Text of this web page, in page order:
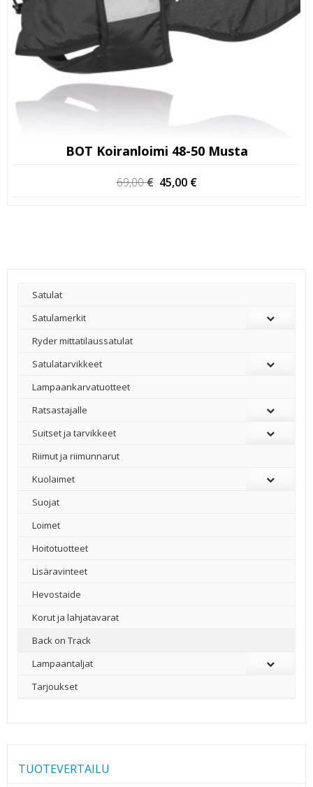
BOT Koiranloimi 48-50 Musta
69,00€ Alkuperäinen
45,00 €
Satulat
Satulamerkit
Ryder mittatilaussatulat
Satulatarvikkeet
–
Lampaankarvatuotteet
Ratsastajalle
Suitset ja tarvikkeet
Riimut ja riimunnarut
Kuolaimet
Suojat
Loimet
Hoitotuotteet
Lisäravinteet
Hevostaide
Korut ja lahjatavarat
Back on Track
Lampaantaljat
Tarjoukset
TUOTEVERTAILU